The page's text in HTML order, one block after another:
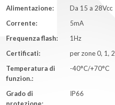
Alimentazione:
Da 15 a 28Vcc
Corrente:
5mA
Frequenza flash:
1Hz
Certificati:
per zone 0, 1, 2
Temperatura di
funzion.:
-40°C/+70°C
Grado di
protezione:
IP66